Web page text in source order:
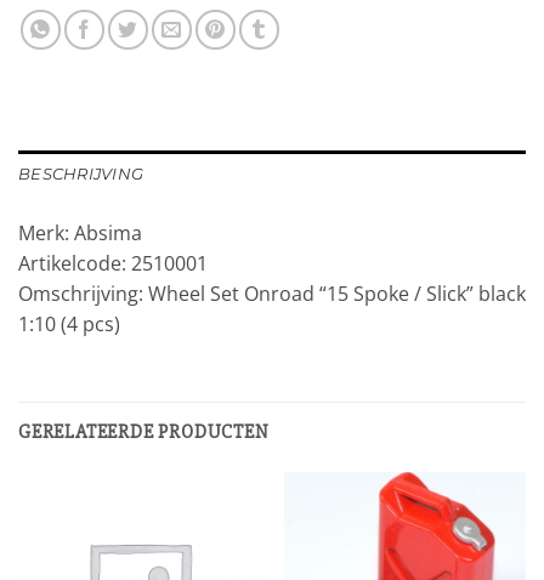
BESCHRIJVING
Merk: Absima
Artikelcode: 2510001
Omschrijving: Wheel Set Onroad “15 Spoke / Slick” black
1:10 (4 pcs)
GERELATEERDE PRODUCTEN